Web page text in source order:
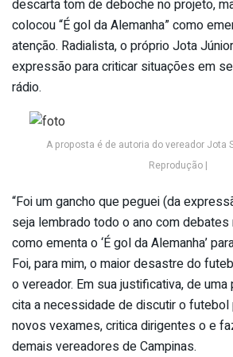
descarta tom de deboche no projeto,
colocou “É gol da Alemanha” como
atenção. Radialista, o próprio Jota
expressão para criticar situações em
rádio.
A proposta é de autoria do vereador Jota
Reprodução |
“Foi um gancho que peguei (da
seja lembrado todo o ano com debates
como ementa o ‘É gol da Alemanha’
Foi, para mim, o maior desastre do
o vereador. Em sua justificativa, de uma
cita a necessidade de discutir o futebol
novos vexames, critica dirigentes o e
demais vereadores de Campinas.